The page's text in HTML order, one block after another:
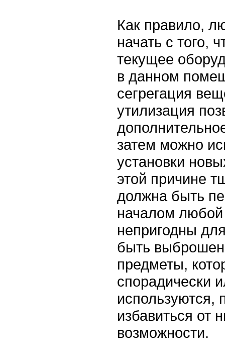
Как правило,
начать с того,
текущее
в данном
сегрегация
утилизация
затем можно
установки
этой причине
должна быть
началом
непригодны
быть
предметы,
спорадически
используются,
избавиться от
возможности.